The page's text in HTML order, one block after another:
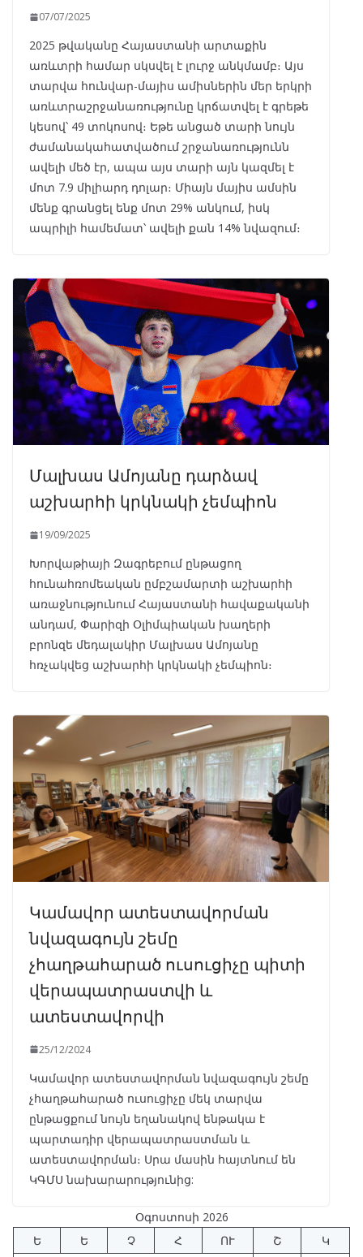
07/07/2025
2025 թվականը Հայաստանի արտաքին
առևտրի համար սկսվել է լուրջ անկմամբ։ Այս
տարվա հունվար-մայիս ամիսներին մեր երկրի
առևտրաշրջանառությունը կրճատվել է գրեթե
կեսով՝ 49 տոկոսով։ Եթե անցած տարի նույն
ժամանակահատվածում շրջանառությունն
ավելի մեծ էր, ապա այս տարի այն կազմել է
մոտ 7.9 միլիարդ դոլար։ Միայն մայիս ամսին
մենք գրանցել ենք մոտ 29% անկում, իսկ
ապրիլի համեմատ՝ ավելի քան 14% նվազում։
Մալխաս Ամոյանը դարձավ
աշխարհի կրկնակի չեմպիոն
19/09/2025
Խորվաթիայի Զագրեբում ընթացող
հունահռոմեական ըմբշամարտի աշխարհի
առաջնությունում Հայաստանի հավաքականի
անդամ, Փարիզի Օլիմպիական խաղերի
բրոնզե մեդալակիր Մալխաս Ամոյանը
հռչակվեց աշխարհի կրկնակի չեմպիոն։
Կամավոր ատեստավորման
նվազագույն շեմը
չհաղթահարած ուսուցիչը պիտի
վերապատրաստվի և
ատեստավորվի
25/12/2024
Կամավոր ատեստավորման նվազագույն շեմը
չհաղթահարած ուսուցիչը մեկ տարվա
ընթացքում նույն եղանակով ենթակա է
պարտադիր վերապատրաստման և
ատեստավորման։ Սրա մասին հայտնում են
ԿԳՄՍ նախարարությունից:
Օգոստոսի 2026
Ե
Ե Չ Հ ՈՒ Շ
Կ